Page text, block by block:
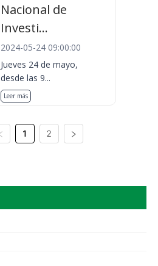
Nacional de
Investi...
2024-05-24 09:00:00
Jueves 24 de mayo,
desde las 9...
Leer más
1 2